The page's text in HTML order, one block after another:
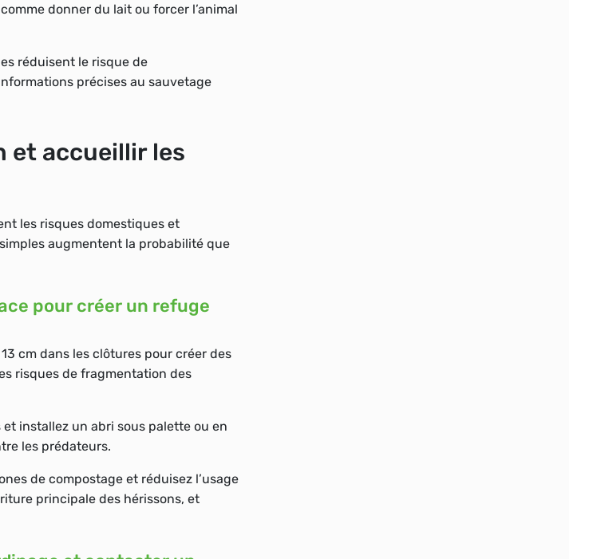
donner du lait ou forcer l’animal
réduisent le risque de
précises au sauvetage
et accueillir les
les risques domestiques et
augmentent la probabilité que
pour créer un refuge
cm dans les clôtures pour créer des
risques de fragmentation des
installez un abri sous palette ou en
les prédateurs.
de compostage et réduisez l’usage
principale des hérissons, et